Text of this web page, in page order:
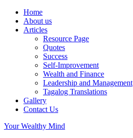
Home
About us
Articles
Resource Page
Quotes
Success
Self-Improvement
Wealth and Finance
Leadership and Management
Tagalog Translations
Gallery
Contact Us
Your Wealthy Mind